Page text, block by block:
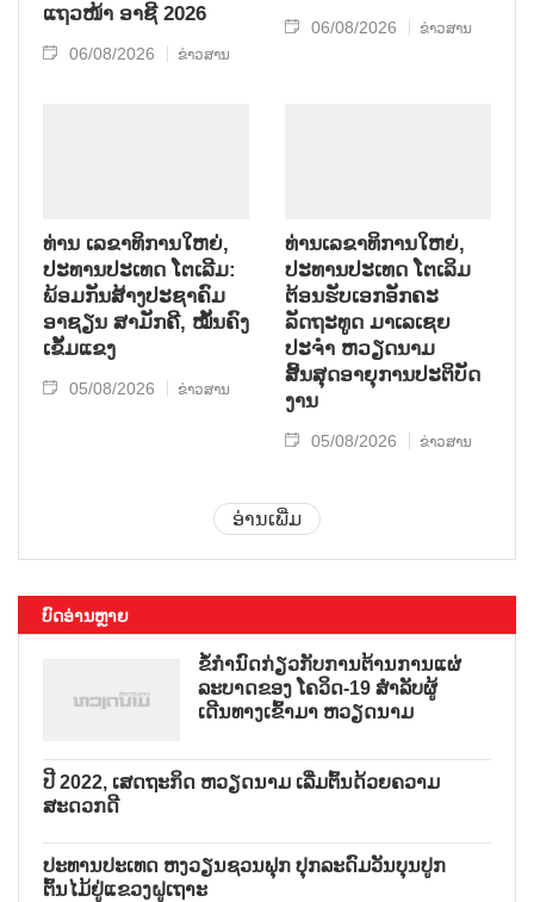
ແຖວໜ້າ ອາຊີ 2026
06/08/2026 ຂ່າວສານ
06/08/2026 ຂ່າວສານ
ທ່ານ ເລຂາທິການໃຫຍ່,
ປະທານປະເທດ ໂຕເລີມ:
ພ້ອມກັນສ້າງປະຊາຄົມ
ອາຊຽນ ສາມັກຄີ, ໝັ້ນຄົງ
ເຂັ້ມແຂງ
05/08/2026 ຂ່າວສານ
ທ່ານເລຂາທິການໃຫຍ່,
ປະທານປະເທດ ໂຕເລິມ
ຕ້ອນຮັບເອກອັກຄະ
ລັດຖະທູດ ມາເລເຊຍ
ປະຈຳ ຫວຽດນາມ
ສິ້ນສຸດອາຍຸການປະຕິບັດ
ງານ
05/08/2026 ຂ່າວສານ
ອ່ານເພີ່ມ
ບົດອ່ານຫຼາຍ
ຂໍ້ກຳນົດກ່ຽວກັບການຕ້ານການແຜ່
ລະບາດຂອງ ໂຄວິດ-19 ສຳລັບຜູ້
ເດີນທາງເຂົ້າມາ ຫວຽດນາມ
ປີ 2022, ເສດຖະກິດ ຫວຽດນາມ ເລີ່ມຕົ້ນດ້ວຍຄວາມ
ສະດວກດີ
ປະທານປະເທດ ຫງວຽນຊວນຟຸກ ປຸກລະດົມວັນບຸນປູກ
ຕົ້ນໄມ້ຢູ່ແຂວງຝູເຖາະ